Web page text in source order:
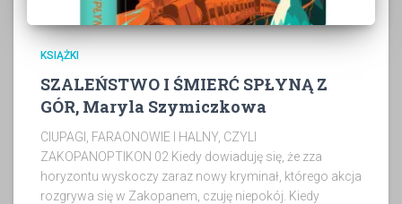
KSIĄŻKI
SZALEŃSTWO I ŚMIERĆ SPŁYNĄ Z
GÓR, Maryla Szymiczkowa
CIUPAGI, FARAONOWIE I HALNY, CZYLI
ZAKOPANOPTIKON 02 Kiedy dowiaduję się, że zza
horyzontu wyskoczy zaraz nowy kryminał, którego akcja
rozgrywa się w Zakopanem, czuję niepokój. Kiedy